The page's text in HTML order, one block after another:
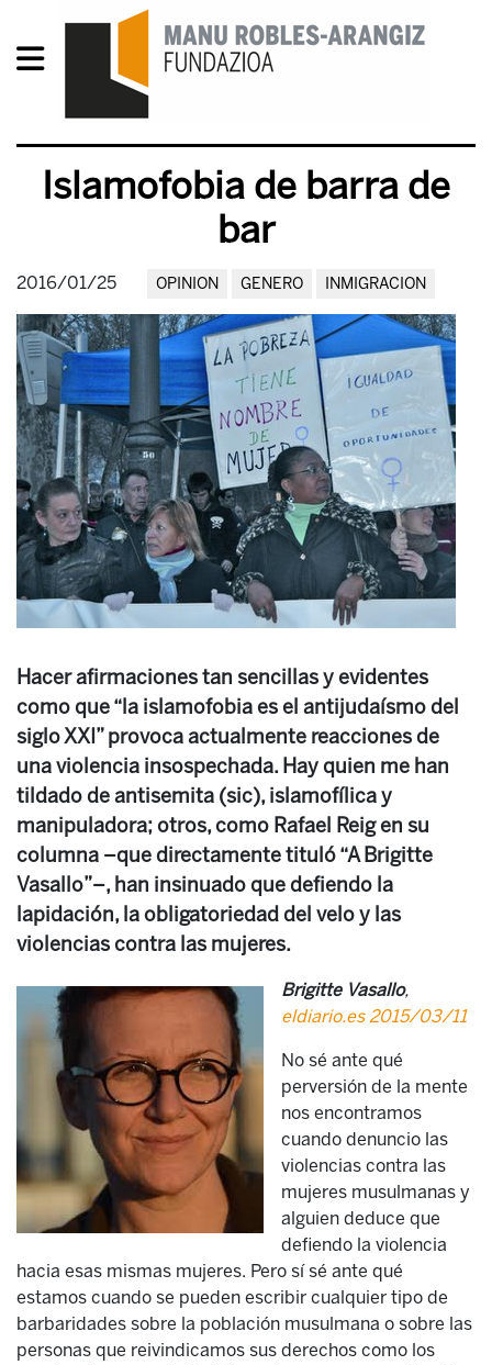
Islamofobia de barra de
bar
2016/01/25 OPINION GENERO INMIGRACION
Hacer afirmaciones tan sencillas y evidentes
como que “la islamofobia es el antijudaísmo del
siglo XXI” provoca actualmente reacciones de
una violencia insospechada. Hay quien me han
tildado de antisemita (sic), islamofílica y
manipuladora; otros, como Rafael Reig en su
columna –que directamente tituló “A Brigitte
Vasallo”–, han insinuado que defiendo la
lapidación, la obligatoriedad del velo y las
violencias contra las mujeres.
Brigitte Vasallo,
eldiario.es 2015/03/11
No sé ante qué
perversión de la mente
nos encontramos
cuando denuncio las
violencias contra las
mujeres musulmanas y
alguien deduce que
defiendo la violencia
hacia esas mismas mujeres. Pero sí sé ante qué
estamos cuando se pueden escribir cualquier tipo de
barbaridades sobre la población musulmana o sobre las
personas que reivindicamos sus derechos como los